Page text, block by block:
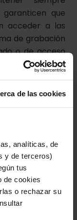
de las cookies
analíticas, de
y de terceros)
tus
de cookies
o rechazar su
que
acceder a las
de grabación
o de acceso
su captación,
de un delito o
deba ser
autoridad
con el
de la